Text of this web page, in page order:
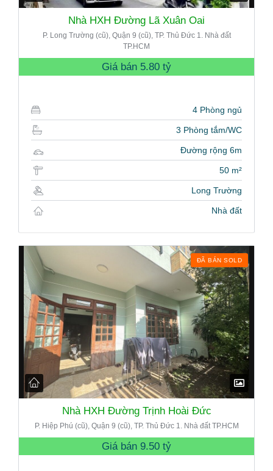
Nhà HXH Đường Lã Xuân Oai
P. Long Trường (cũ), Quận 9 (cũ), TP. Thủ Đức 1. Nhà đất
TP.HCM
Giá bán 5.80 tỷ
4 Phòng ngủ
3 Phòng tắm/WC
Đường rộng 6m
50 m²
Long Trường
Nhà đất
ĐÃ BÁN SOLD
Nhà HXH Đường Trịnh Hoài Đức
P. Hiệp Phú (cũ), Quận 9 (cũ), TP. Thủ Đức 1. Nhà đất TP.HCM
Giá bán 9.50 tỷ